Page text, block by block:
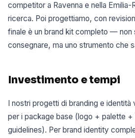
competitor a Ravenna e nella Emilia-
ricerca. Poi progettiamo, con
finale è un brand kit completo — non
consegnare, ma uno strumento che
Investimento e tempi
I nostri progetti di branding e
per i package base (logo + palette
guidelines). Per brand identity